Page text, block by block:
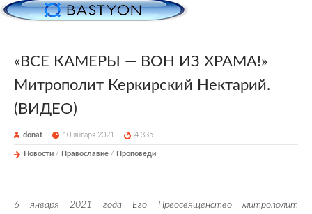
«ВСЕ КАМЕРЫ — ВОН ИЗ ХРАМА!»
Митрополит Керкирский Нектарий.
(ВИДЕО)
donat 10 января 2021 4 335
Новости / Православие / Проповеди
6 января 2021 года Его Преосвященство митрополит